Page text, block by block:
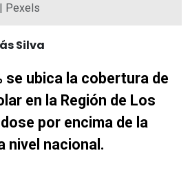
Pexels
Silva
se ubica la cobertura de
en la Región de Los
por encima de la
nivel nacional.